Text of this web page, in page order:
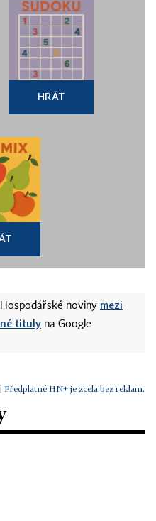
HRÁT
noviny mezi
tituly na Google
Předplatné HN+ je zcela bez reklam.